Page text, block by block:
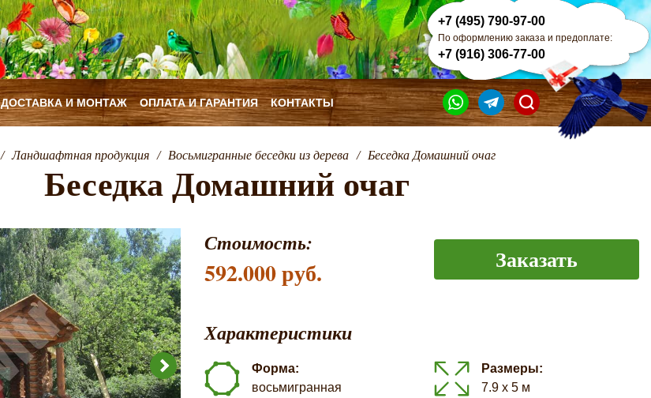
ДОСТАВКА И МОНТАЖ ОПЛАТА И ГАРАНТИЯ КОНТАКТЫ
+7 (495) 790-97-00
По оформлению заказа и предоплате:
+7 (916) 306-77-00
/ Ландшафтная продукция / Восьмигранные беседки из дерева / Беседка Домашний очаг
Беседка Домашний очаг
Стоимость:
592.000 руб. Заказать
Характеристики
Форма:
восьмигранная
Размеры:
7.9 х 5 м